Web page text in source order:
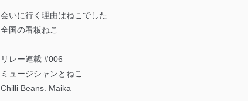
会いに行く理由はねこでした
全国の看板ねこ
リレー連載 #006
ミュージシャンとねこ
Chilli Beans. Maika